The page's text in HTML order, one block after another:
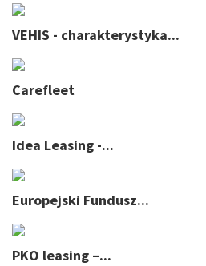
VEHIS - charakterystyka...
Carefleet
Idea Leasing -...
Europejski Fundusz...
PKO leasing –...